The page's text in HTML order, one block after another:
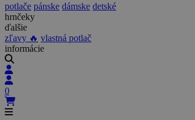
potlače pánske dámske detské
hrnčeky
ďalšie
zľavy 🔥 vlastná potlač
informácie
0